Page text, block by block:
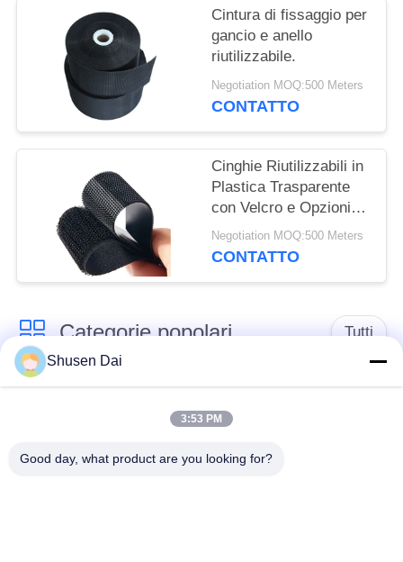
accettabile
Cintura di fissaggio per
gancio e anello
riutilizzabile.
Negotiation MOQ:500 Meters
CONTATTO
Cinghie Riutilizzabili in
Plastica Trasparente
con Velcro e Opzioni
OEM Accettabili,
Adatte a Varie
Negotiation MOQ:500 Meters
CONTATTO
Categorie popolari Tutti
gancio e nastro del
Gancio e ciclo di
plastica
Gancio e nastro
Toppe su ordinazione
Shusen Dai
3:53 PM
Good day, what product are you looking for?